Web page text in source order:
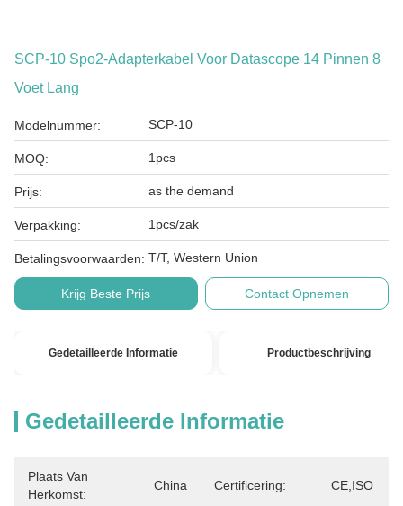
SCP-10 Spo2-Adapterkabel Voor Datascope 14 Pinnen 8
Voet Lang
Modelnummer: SCP-10
MOQ: 1pcs
Prijs: as the demand
Verpakking: 1pcs/zak
Betalingsvoorwaarden: T/T, Western Union
Krijg Beste Prijs Contact Opnemen
Gedetailleerde Informatie Productbeschrijving
Gedetailleerde Informatie
Plaats Van
Herkomst:
China Certificering: CE,ISO